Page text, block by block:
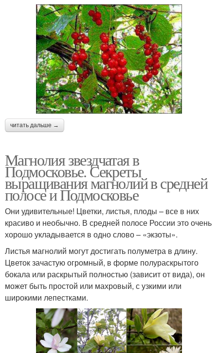
читать дальше →
Магнолия звездчатая в
Подмосковье. Секреты
выращивания магнолий в средней
полосе и Подмосковье
Они удивительные! Цветки, листья, плоды – все в них
красиво и необычно. В средней полосе России это очень
хорошо укладывается в одно слово – «экзоты».
Листья магнолий могут достигать полуметра в длину.
Цветок зачастую огромный, в форме полураскрытого
бокала или раскрытый полностью (зависит от вида), он
может быть простой или махровый, с узкими или
широкими лепестками.